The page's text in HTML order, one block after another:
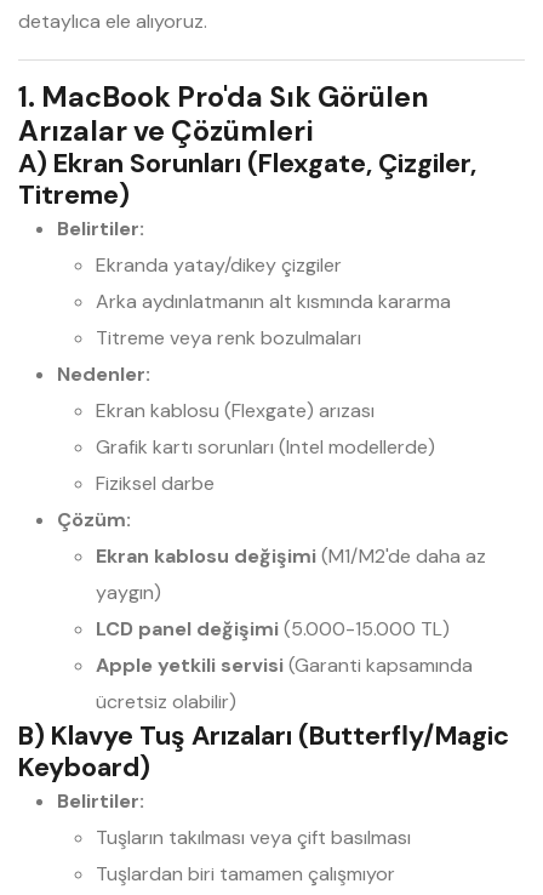
detaylıca ele alıyoruz.
1. MacBook Pro'da Sık Görülen
Arızalar ve Çözümleri
A) Ekran Sorunları (Flexgate, Çizgiler,
Titreme)
Belirtiler:
Ekranda yatay/dikey çizgiler
Arka aydınlatmanın alt kısmında kararma
Titreme veya renk bozulmaları
Nedenler:
Ekran kablosu (Flexgate) arızası
Grafik kartı sorunları (Intel modellerde)
Fiziksel darbe
Çözüm:
Ekran kablosu değişimi(M1/M2'de daha az
yaygın)
LCD panel değişimi(5.000-15.000 TL)
Apple yetkili servisi(Garanti kapsamında
ücretsiz olabilir)
B) Klavye Tuş Arızaları (Butterfly/Magic
Keyboard)
Belirtiler:
Tuşların takılması veya çift basılması
Tuşlardan biri tamamen çalışmıyor